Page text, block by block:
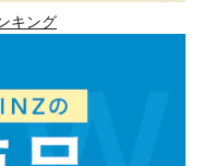
キング